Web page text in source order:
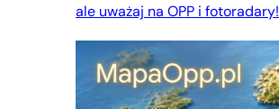
ale uważaj na OPP i fotoradary!